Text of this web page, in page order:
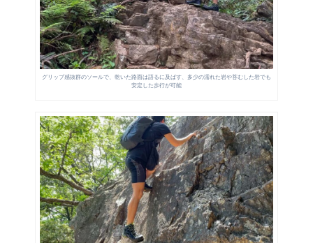
グリップ感抜群のソールで、乾いた路面は語るに及ばす、多少の濡れた岩や苔むした岩でも
安定した歩行が可能